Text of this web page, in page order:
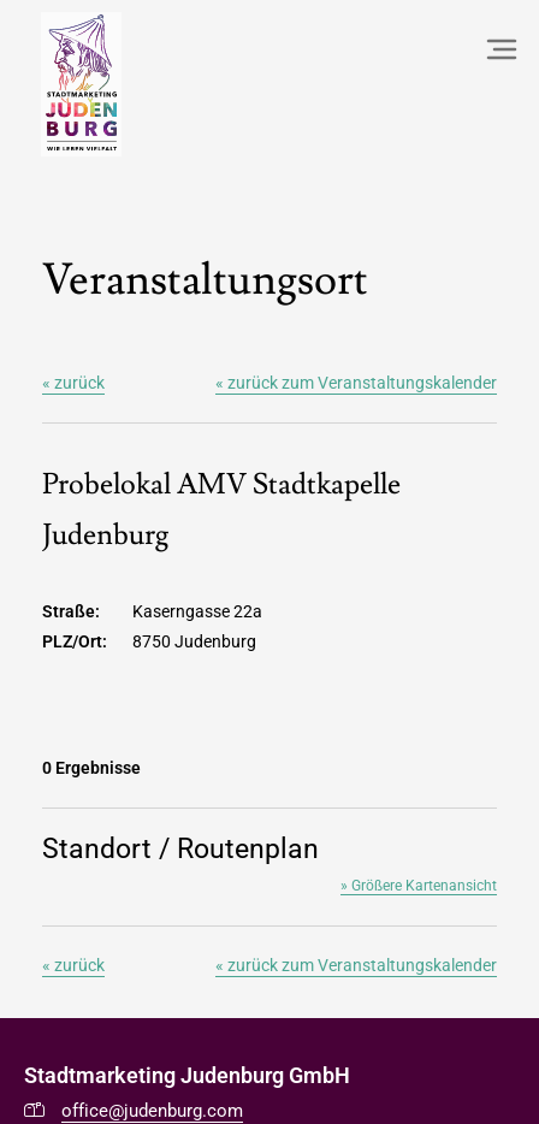
Veranstaltungsort
« zurück « zurück zum Veranstaltungskalender
Probelokal AMV Stadtkapelle
Judenburg
Straße:
Kaserngasse 22a
PLZ/Ort:
8750 Judenburg
0 Ergebnisse
Standort / Routenplan
» Größere Kartenansicht
« zurück « zurück zum Veranstaltungskalender
Stadtmarketing Judenburg GmbH
office@judenburg.com